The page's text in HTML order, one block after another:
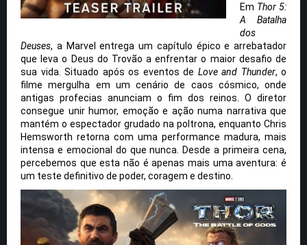
Em Thor 5:
A Batalha
dos
Deuses, a Marvel entrega um capítulo épico e arrebatador
que leva o Deus do Trovão a enfrentar o maior desafio de
sua vida. Situado após os eventos de Love and Thunder, o
filme mergulha em um cenário de caos cósmico, onde
antigas profecias anunciam o fim dos reinos. O diretor
consegue unir humor, emoção e ação numa narrativa que
mantém o espectador grudado na poltrona, enquanto Chris
Hemsworth retorna com uma performance madura, mais
intensa e emocional do que nunca. Desde a primeira cena,
percebemos que esta não é apenas mais uma aventura: é
um teste definitivo de poder, coragem e destino.